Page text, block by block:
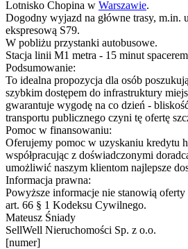
Lotnisko Chopina w Warszawie.
Dogodny wyjazd na główne trasy, m.in.
ekspresową S79.
W pobliżu przystanki autobusowe.
Stacja linii M1 metra - 15 minut
Podsumowanie:
To idealna propozycja dla osób
szybkim dostępem do infrastruktury
gwarantuje wygodę na co dzień -
transportu publicznego czyni tę ofertę
Pomoc w finansowaniu:
Oferujemy pomoc w uzyskaniu kredytu
współpracując z doświadczonymi
umożliwić naszym klientom najlepsze
Informacja prawna:
Powyższe informacje nie stanowią
art. 66 § 1 Kodeksu Cywilnego.
Mateusz Śniady
SellWell Nieruchomości Sp. z o.o.
[numer]